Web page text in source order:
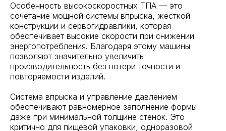
Особенность высокоскоростных ТПА — это
сочетание мощной системы впрыска, жёсткой
конструкции и сервогидравлики, которая
обеспечивает высокие скорости при снижении
энергопотребления. Благодаря этому машины
позволяют значительно увеличить
производительность без потери точности и
повторяемости изделий.
Система впрыска и управление давлением
обеспечивают равномерное заполнение формы
даже при минимальной толщине стенок. Это
критично для пищевой упаковки, одноразовой